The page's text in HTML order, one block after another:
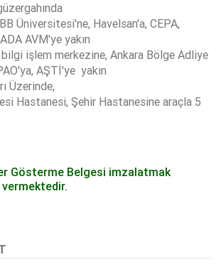
Üniversitesi'ne, Havelsan'a, CEPA,
AVM'ye yakın
bilgi işlem merkezine, Ankara Bölge Adliye
AŞTİ'ye yakın
Üzerinde,
Hastanesi, Şehir Hastanesine araçla 5
Gösterme Belgesi imzalatmak